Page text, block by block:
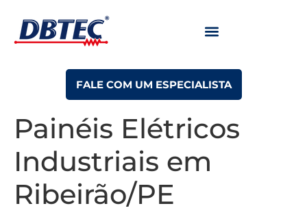
FALE COM UM ESPECIALISTA
Painéis Elétricos
Industriais em
Ribeirão/PE